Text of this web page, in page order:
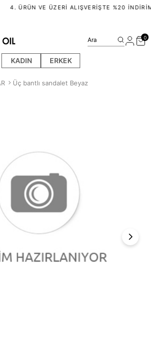
4. ÜRÜN VE ÜZERI ALIŞVERIŞTE %20 İNDIRIM
KADIN ERKEK
Ara 0
Üç bantlı sandalet Beyaz